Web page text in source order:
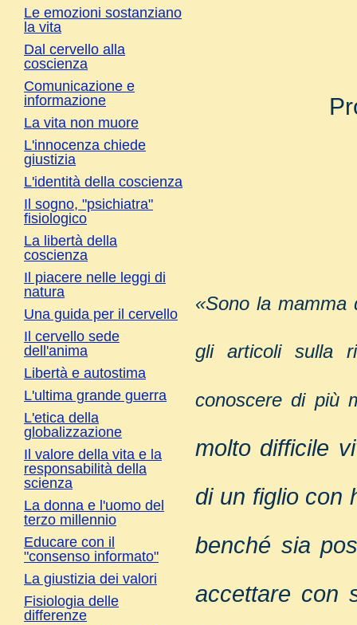
«Sono la mamma
gli articoli sulla
conoscere di più
molto difficile
di un figlio con
benché sia
accettare con
Le emozioni sostanziano
la vita
Dal cervello alla
coscienza
Comunicazione e
informazione
La vita non muore
L'innocenza chiede
giustizia
L'identità della coscienza
Il sogno, "psichiatra"
fisiologico
La libertà della
coscienza
Il piacere nelle leggi di
natura
Una guida per il cervello
Il cervello sede
dell'anima
Libertà e autostima
L'ultima grande guerra
L'etica della
globalizzazione
Il valore della vita e la
responsabilità della
scienza
La donna e l'uomo del
terzo millennio
Educare con il
"consenso informato"
La giustizia dei valori
Fisiologia delle
differenze